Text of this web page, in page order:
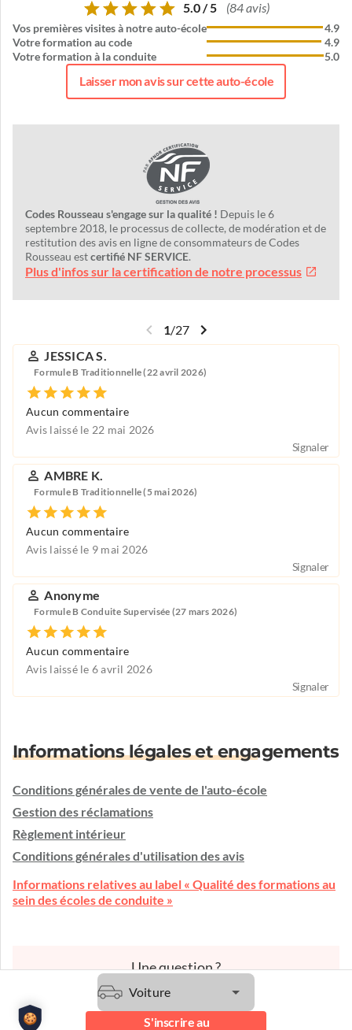
5.0 / 5 (84 avis)
Vos premières visites à notre auto-école
Votre formation au code
Votre formation à la conduite
4.9
4.9
5.0
Laisser mon avis sur cette auto-école
Codes Rousseau s'engage sur la qualité ! Depuis le 6
septembre 2018, le processus de collecte, de modération et de
restitution des avis en ligne de consommateurs de Codes
Rousseau estcertifié NF SERVICE.
Plus d'infos sur la certification de notre processus
1/27
JESSICA S.
Formule B Traditionnelle (22 avril 2026)
Aucun commentaire
Avis laissé le 22 mai 2026
Signaler
AMBRE K.
Formule B Traditionnelle (5 mai 2026)
Aucun commentaire
Avis laissé le 9 mai 2026
Signaler
Anonyme
Formule B Conduite Supervisée (27 mars 2026)
Aucun commentaire
Avis laissé le 6 avril 2026
Signaler
Informations légales et engagements
Conditions générales de vente de l'auto-école
Gestion des réclamations
Règlement intérieur
Conditions générales d'utilisation des avis
Informations relatives au label « Qualité des formations au
sein des écoles de conduite »
Une question ?
L'auto-école vous écoute et vous conseille.
Etre contacté
Voiture
S'inscrire au